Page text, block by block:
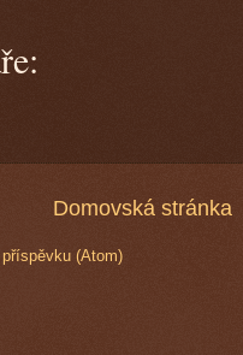
Domovská stránka
(Atom)